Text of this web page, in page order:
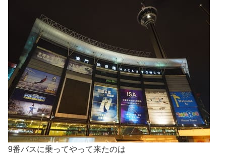
9番バスに乗ってやって来たのは